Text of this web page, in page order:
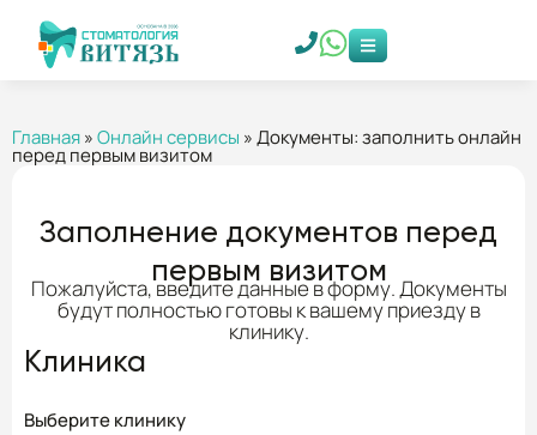
Главная»Онлайн сервисы »Документы: заполнить онлайн
перед первым визитом
Заполнение документов перед
первым визитом
Пожалуйста, введите данные в форму. Документы
будут полностью готовы к вашему приезду в
клинику.
Клиника
Выберите клинику